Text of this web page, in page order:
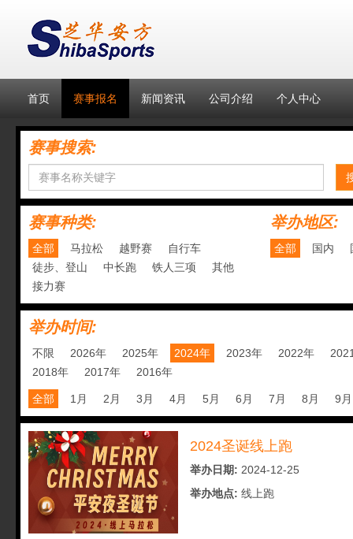
首页 赛事报名 新闻资讯 公司介绍 个人中心
赛事搜索:
赛事种类:
全部 马拉松 越野赛
自行车
徒步、登山
中长跑 铁人三项
其他
接力赛
举办地区:
全部 国内
举办时间:
不限 2026年 2025年 2024年 2023年 2022年
2018年
2017年 2016年
全部 1月 2月 3月 4月 5月 6月 7月 8月 9月
2024圣诞线上跑
举办日期: 2024-12-25
举办地点: 线上跑